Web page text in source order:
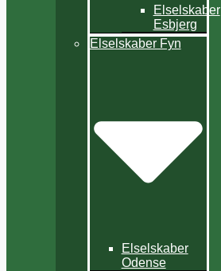
Elselskaber
Esbjerg
Elselskaber Fyn
Elselskaber
Odense